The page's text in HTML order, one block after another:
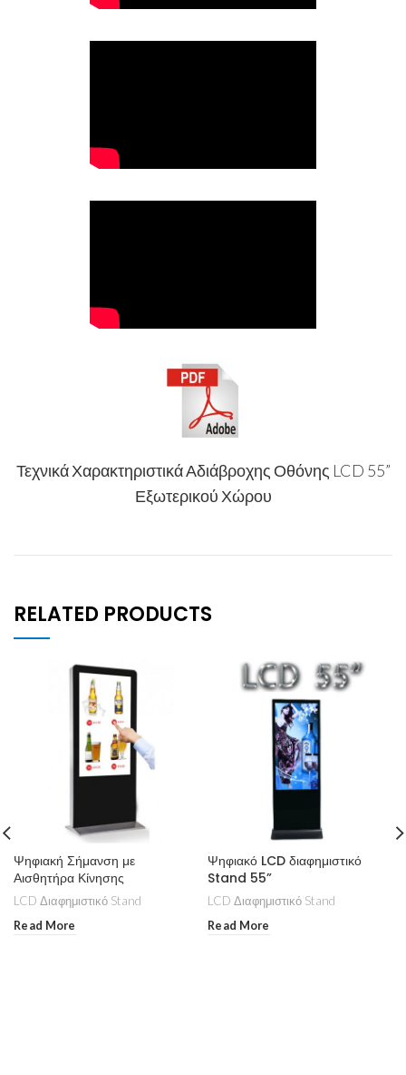
Τεχνικά Χαρακτηριστικά Αδιάβροχης Οθόνης LCD 55”
Εξωτερικού Χώρου
RELATED PRODUCTS
Ψηφιακή Σήμανση με
Αισθητήρα Κίνησης
LCD Διαφημιστικό Stand
Read More
Ψηφιακό LCD διαφημιστικό
Stand 55”
LCD Διαφημιστικό Stand
Read More